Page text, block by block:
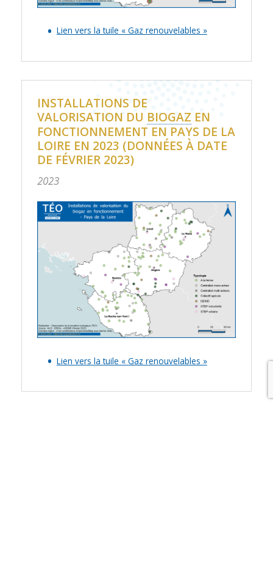
Lien vers la tuile « Gaz renouvelables »
INSTALLATIONS DE
VALORISATION DU BIOGAZ EN
FONCTIONNEMENT EN PAYS DE LA
LOIRE EN 2023 (DONNÉES À DATE
DE FÉVRIER 2023)
2023
Lien vers la tuile « Gaz renouvelables »